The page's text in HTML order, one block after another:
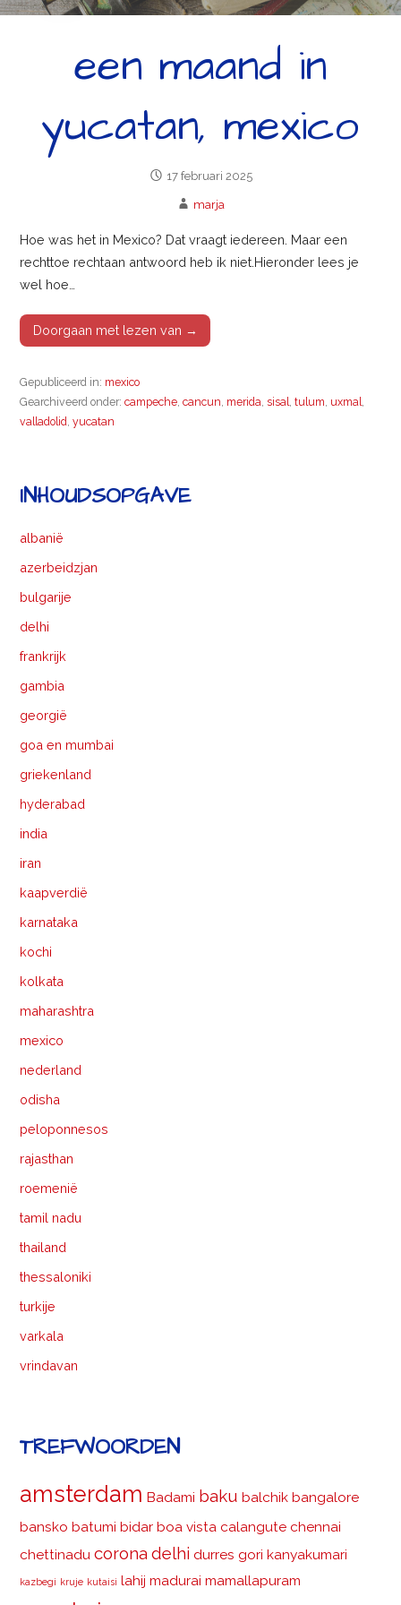
een maand in
yucatan, mexico
17 februari 2025
marja
Hoe was het in Mexico? Dat vraagt iedereen. Maar een
rechttoe rechtaan antwoord heb ik niet.Hieronder lees je
wel hoe…
Doorgaan met lezen van →
Gepubliceerd in: mexico
Gearchiveerd onder:campeche ,cancun merida ,sisal ,tulum uxmal
valladolid ,yucatan
INHOUDSOPGAVE
albanië
azerbeidzjan
bulgarije
delhi
frankrijk
gambia
georgië
goa en mumbai
griekenland
hyderabad
india
iran
kaapverdië
karnataka
kochi
kolkata
maharashtra
mexico
nederland
odisha
peloponnesos
rajasthan
roemenië
tamil nadu
thailand
thessaloniki
turkije
varkala
vrindavan
TREFWOORDEN
amsterdam Badami baku balchik bangalore
bansko batumi bidar boa vista calangute chennai
chettinadu corona delhi durres gori kanyakumari
kazbegi kruje kutaisi lahij madurai mamallapuram